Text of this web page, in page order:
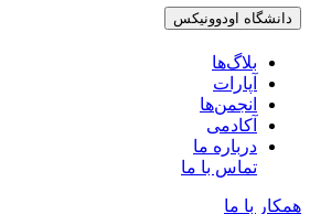
دانشگاه اودوونیکس
بلاگ‌ها
آپارات
انجمن‌ها
آکادمی
درباره ما
تماس با ما
همکار با ما